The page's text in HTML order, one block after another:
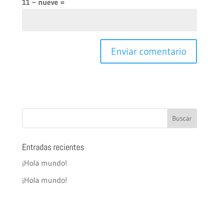
Entradas recientes
¡Hola mundo!
¡Hola mundo!